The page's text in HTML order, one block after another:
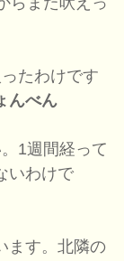
たわけです
んべん
1週間経って
いわけで
ます。北隣の